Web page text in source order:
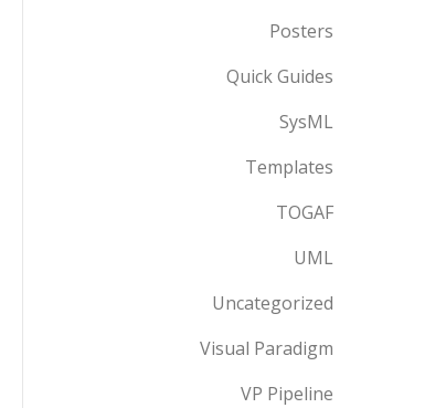
Posters
Quick Guides
SysML
Templates
TOGAF
UML
Uncategorized
Visual Paradigm
VP Pipeline